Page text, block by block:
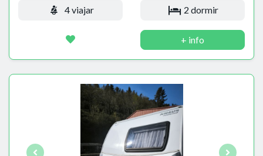
4 viajar 2 dormir
+ info